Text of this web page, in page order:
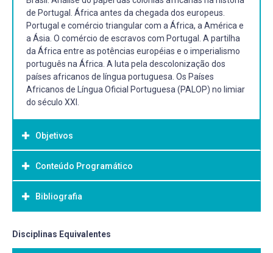
de Portugal. África antes da chegada dos europeus.
Portugal e comércio triangular com a África, a América e
a Ásia. O comércio de escravos com Portugal. A partilha
da África entre as potências européias e o imperialismo
português na África. A luta pela descolonização dos
países africanos de língua portuguesa. Os Países
Africanos de Língua Oficial Portuguesa (PALOP) no limiar
do século XXI.
Objetivos
Objetivo Geral:
Promover o desenvolvimento das capacidades de análise,
síntese e crítica a partir da leitura de textos pertinentes ao
foram colonizados por Portugal.
Conteúdo Programático
a) O expansionismo português dos séculos XV e XVI e a
inserção da África no seu império ultramarino; a
etnias do litoral atlântico africano; as primeiras
expedições e o estabelecimento de feitorias; a busca por
Bibliografia
Bibliografia Básica:
Disciplinas Equivalentes